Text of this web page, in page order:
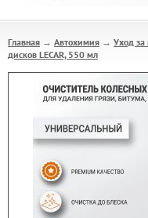
Главная → Автохимия → Уход
дисков LECAR, 550 мл